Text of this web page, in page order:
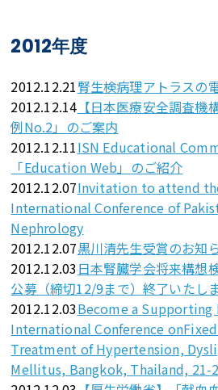
2012年度
2012.12.21腎生検病理アトラスの
2012.12.14 【日本医療安全調査
例No.2」のご案内
2012.12.11ISN Educational
「Education Web」のご紹介
2012.12.07Invitation to attend
International Conference of
Nephrology
2012.12.07黒川清先生受賞のお知
2012.12.03日本腎臓学会将来構想
公募（締切12/9まで）終了いたし
2012.12.03Become a Supporting
International Conference
Treatment of Hypertension,
Mellitus, Bangkok, Thailand, 21-